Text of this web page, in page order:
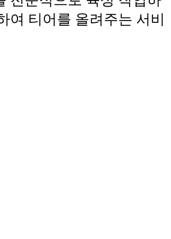
티어를 올려주는 서비